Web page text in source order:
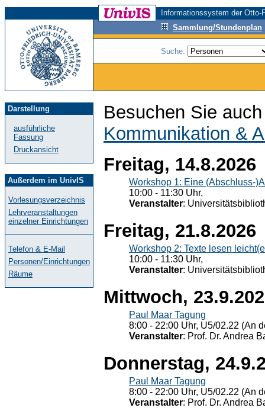
Informationssystem der
Sammlung/Stundenplan
Suche:
Darstellung
ausführliche
Fassung
Druckansicht
Außerdem im UnivIS
Vorlesungsverzeichnis
Lehrveranstaltungen
einzelner Einrichtungen
Telefon & E-Mail
Personen/Einrichtungen
Räume
Besuchen Sie
Kommunikation &
Freitag, 14.8.2026
Workshop 1: Eine (Abschluss-
10:00 - 11:30 Uhr,
Veranstalter:
Freitag, 21.8.2026
Workshop 2: Texte lesen
10:00 - 11:30 Uhr,
Veranstalter:
Mittwoch,
Paul Maar Tagung
8:00 - 22:00 Uhr, U5/02.22 (An
Veranstalter: Prof. Dr. Andrea
Donnerstag,
Paul Maar Tagung
8:00 - 22:00 Uhr, U5/02.22 (An
Veranstalter: Prof. Dr. Andrea